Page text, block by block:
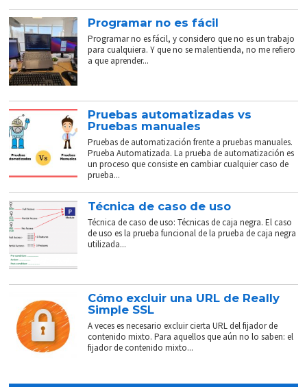
Programar no es fácil
Programar no es fácil, y considero que no es un trabajo
para cualquiera. Y que no se malentienda, no me refiero
a que aprender...
Pruebas automatizadas vs
Pruebas manuales
Pruebas de automatización frente a pruebas manuales.
Prueba Automatizada. La prueba de automatización es
un proceso que consiste en cambiar cualquier caso de
prueba...
Técnica de caso de uso
Técnica de caso de uso: Técnicas de caja negra. El caso
de uso es la prueba funcional de la prueba de caja negra
utilizada...
Cómo excluir una URL de Really
Simple SSL
A veces es necesario excluir cierta URL del fijador de
contenido mixto. Para aquellos que aún no lo saben: el
fijador de contenido mixto...